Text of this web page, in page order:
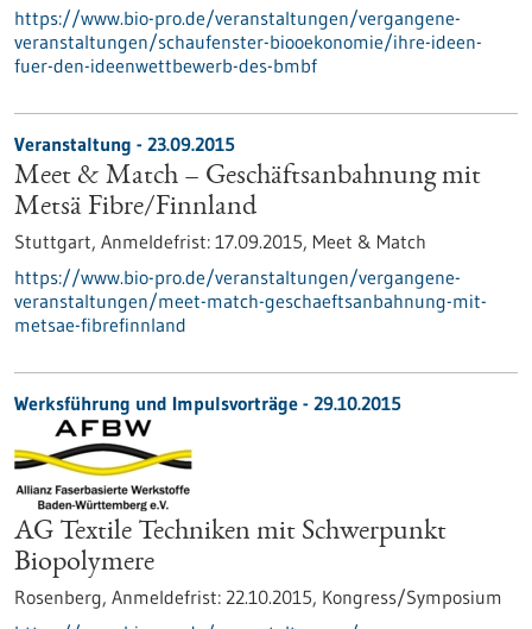
https://www.bio-pro.de/veranstaltungen/vergangene-
veranstaltungen/schaufenster-biooekonomie/ihre-ideen-
fuer-den-ideenwettbewerb-des-bmbf
Veranstaltung - 23.09.2015
Meet & Match – Geschäftsanbahnung mit
Metsä Fibre/Finnland
Stuttgart, Anmeldefrist: 17.09.2015, Meet & Match
https://www.bio-pro.de/veranstaltungen/vergangene-
veranstaltungen/meet-match-geschaeftsanbahnung-mit-
metsae-fibrefinnland
Werksführung und Impulsvorträge - 29.10.2015
AG Textile Techniken mit Schwerpunkt
Biopolymere
Rosenberg, Anmeldefrist: 22.10.2015, Kongress/Symposium